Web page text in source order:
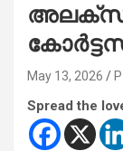
May 13, 2026
Spread the